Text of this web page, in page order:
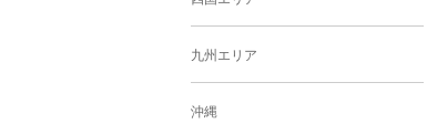
九州エリア
沖縄